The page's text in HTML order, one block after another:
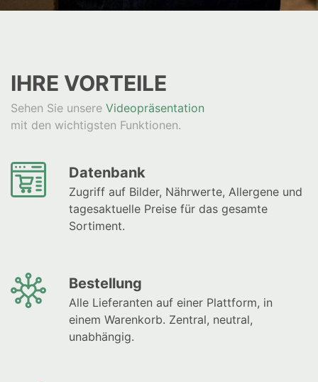
IHRE VORTEILE
Sehen Sie unsere Videopräsentation
mit den wichtigsten Funktionen.
Datenbank
Zugriff auf Bilder, Nährwerte, Allergene und
tagesaktuelle Preise für das gesamte
Sortiment.
Bestellung
Alle Lieferanten auf einer Plattform, in
einem Warenkorb. Zentral, neutral,
unabhängig.